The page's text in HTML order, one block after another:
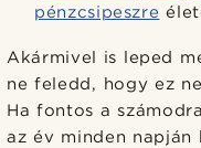
pénzcsipeszre
Akármivel is leped
ne feledd, hogy ez
Ha fontos a
az év minden napján